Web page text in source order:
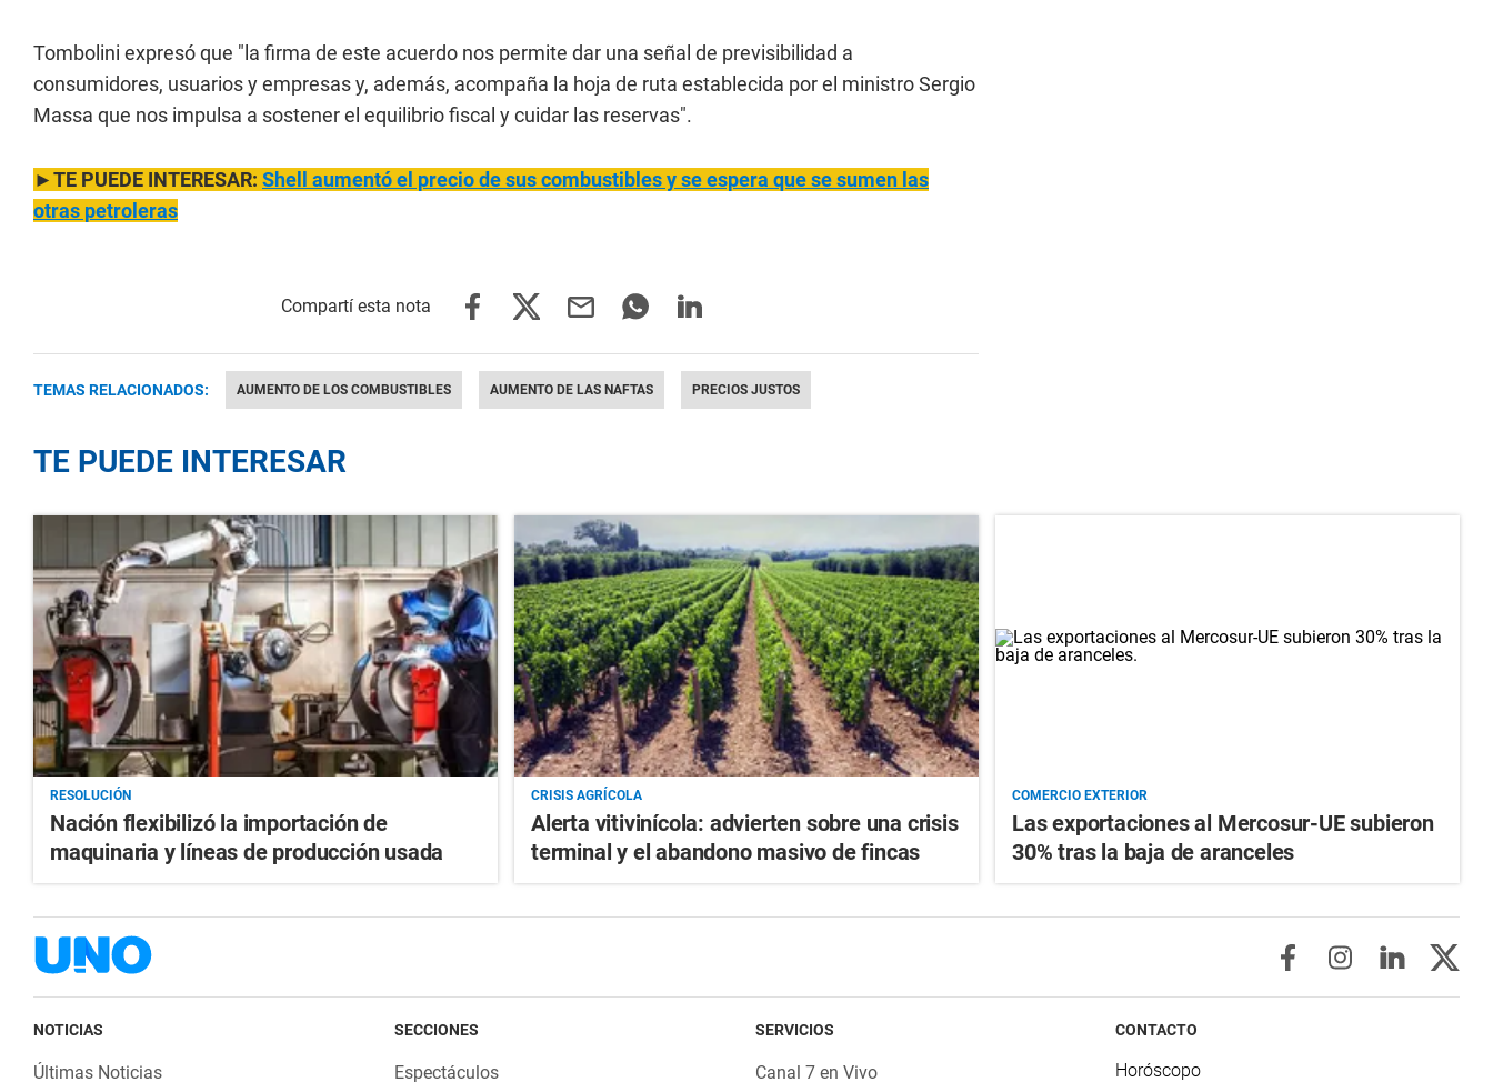
Tombolini expresó que "la firma de este acuerdo nos permite dar una señal de previsibilidad a
consumidores, usuarios y empresas y, además, acompaña la hoja de ruta establecida por el ministro Sergio
Massa que nos impulsa a sostener el equilibrio fiscal y cuidar las reservas".
►TE PUEDE INTERESAR: Shell aumentó el precio de sus combustibles y se espera que se sumen las
otras petroleras
TEMAS RELACIONADOS: AUMENTO DE LOS COMBUSTIBLES AUMENTO DE LAS NAFTAS PRECIOS JUSTOS
TE PUEDE INTERESAR
RESOLUCIÓN
Nación flexibilizó la importación de
maquinaria y líneas de producción usada
CRISIS AGRÍCOLA
Alerta vitivinícola: advierten sobre una crisis
terminal y el abandono masivo de fincas
COMERCIO EXTERIOR
Las exportaciones al Mercosur-UE subieron
30% tras la baja de aranceles
NOTICIAS
Últimas Noticias
SECCIONES
Espectáculos
SERVICIOS
Canal 7 en Vivo
CONTACTO
Horóscopo